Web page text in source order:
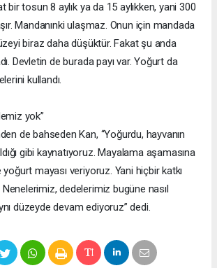
bir tosun 8 aylık ya da 15 aylıkken, yani 300
Mandanınki ulaşmaz. Onun için mandada
biraz daha düşüktür. Fakat şu anda
Devletin de burada payı var. Yoğurt da
kullandı.
yok”
de bahseden Kan, “Yoğurdu, hayvanın
gibi kaynatıyoruz. Mayalama aşamasına
mayası veriyoruz. Yani hiçbir katkı
dedelerimiz bugüne nasıl
düzeyde devam ediyoruz” dedi.